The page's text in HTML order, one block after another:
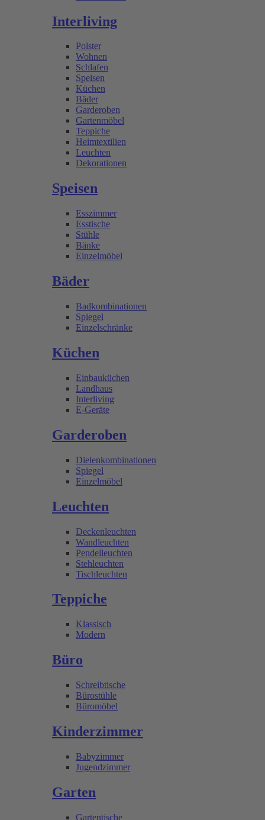
Interliving
Polster
Wohnen
Schlafen
Speisen
Küchen
Bäder
Garderoben
Gartenmöbel
Teppiche
Heimtextilien
Leuchten
Dekorationen
Speisen
Esszimmer
Esstische
Stühle
Bänke
Einzelmöbel
Bäder
Badkombinationen
Spiegel
Einzelschränke
Küchen
Einbauküchen
Landhaus
Interliving
E-Geräte
Garderoben
Dielenkombinationen
Spiegel
Einzelmöbel
Leuchten
Deckenleuchten
Wandleuchten
Pendelleuchten
Stehleuchten
Tischleuchten
Teppiche
Klassisch
Modern
Büro
Schreibtische
Bürostühle
Büromöbel
Kinderzimmer
Babyzimmer
Jugendzimmer
Garten
Gartentische